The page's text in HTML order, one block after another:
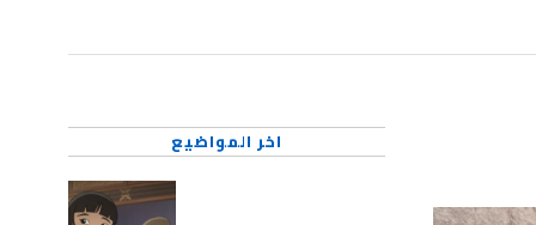
اخر المواضيع